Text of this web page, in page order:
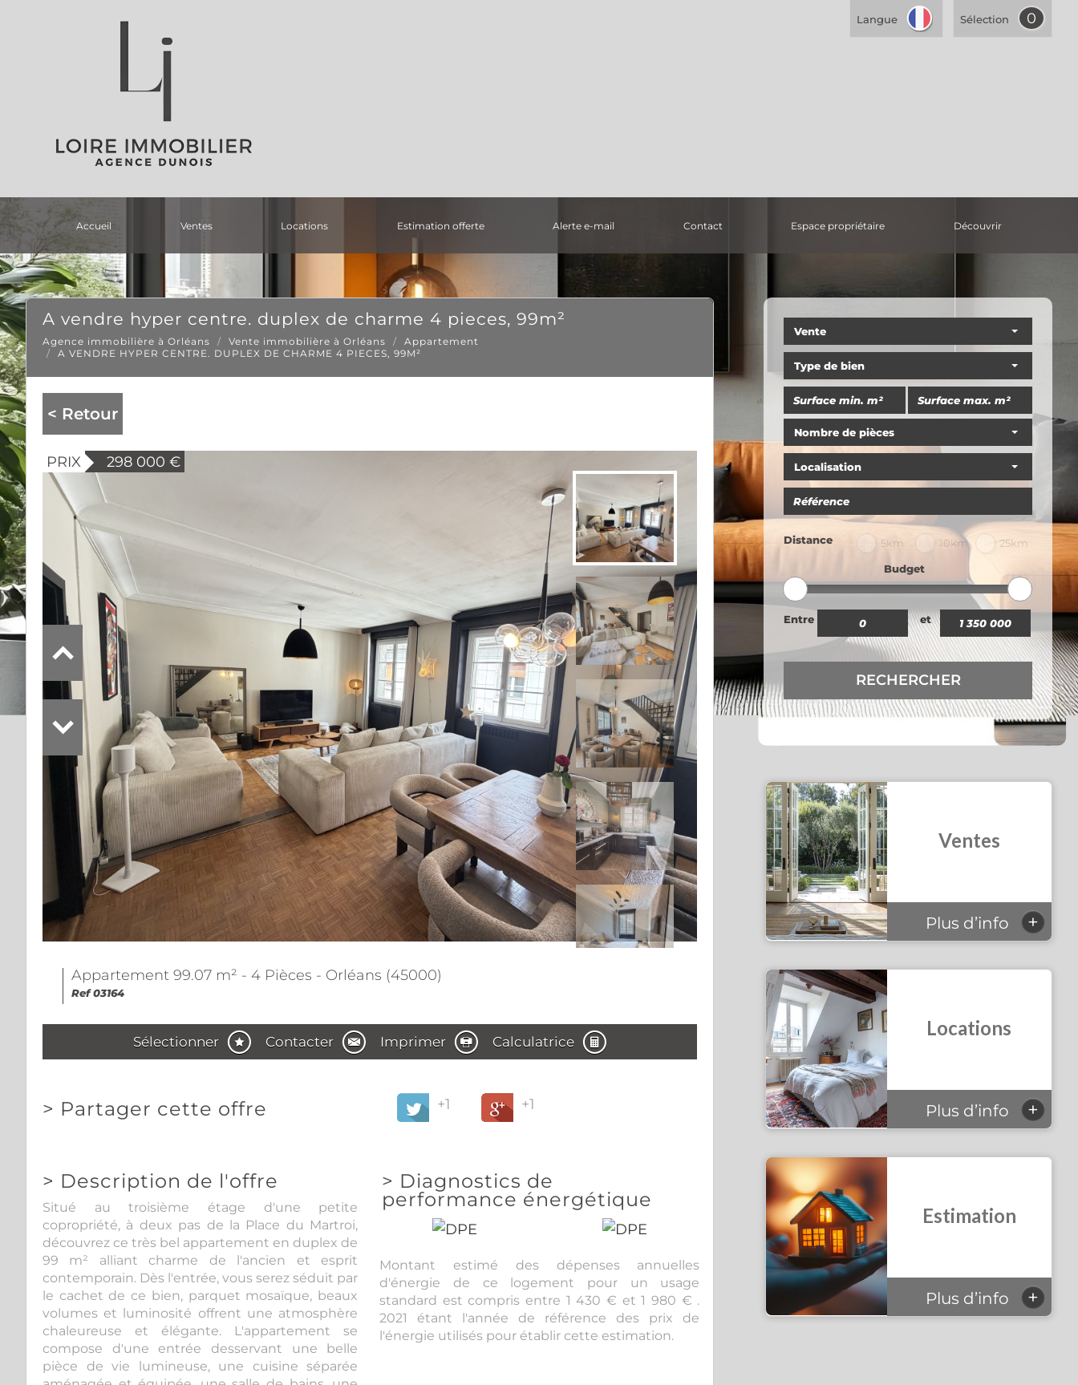
Langue Sélection 0
accueil ventes locations estimation offerte alerte e-mail contact espace propriétaire découvrir
Vente
Type de bien
Nombre de pièces
Localisation
Distance 5km 10km
25km
Budget
Entre et
RECHERCHER
a vendre hyper centre. duplex de charme 4 pieces, 99m²
Agence immobilière à Orléans Vente immobilière à Orléans
Appartement
A VENDRE HYPER CENTRE. DUPLEX DE CHARME 4 PIECES, 99M²
< Retour
PRIX 298 000 €
Appartement 99.07 m² - 4 Pièces - Orléans (45000)
Ref 03164
Sélectionner Contacter Imprimer Calculatrice
> Partager cette offre +1 +1
> Description de l'offre
Situé au troisième étage d'une petite
copropriété, à deux pas de la Place du Martroi,
découvrez ce très bel appartement en duplex de
99 m² alliant charme de l'ancien et esprit
contemporain. Dès l'entrée, vous serez séduit par
le cachet de ce bien, parquet mosaïque, beaux
volumes et luminosité offrent une atmosphère
chaleureuse et élégante. L'appartement se
compose d'une entrée desservant une belle
pièce de vie lumineuse, une cuisine séparée
> Diagnostics de
performance énergétique
Montant estimé des dépenses annuelles
d'énergie de ce logement pour un usage
standard est compris entre 1 430 € et 1 980 € .
2021 étant l'année de référence des prix de
l'énergie utilisés pour établir cette estimation.
Ventes
Plus d’info +
Locations
Plus d’info +
Estimation
Plus d’info +